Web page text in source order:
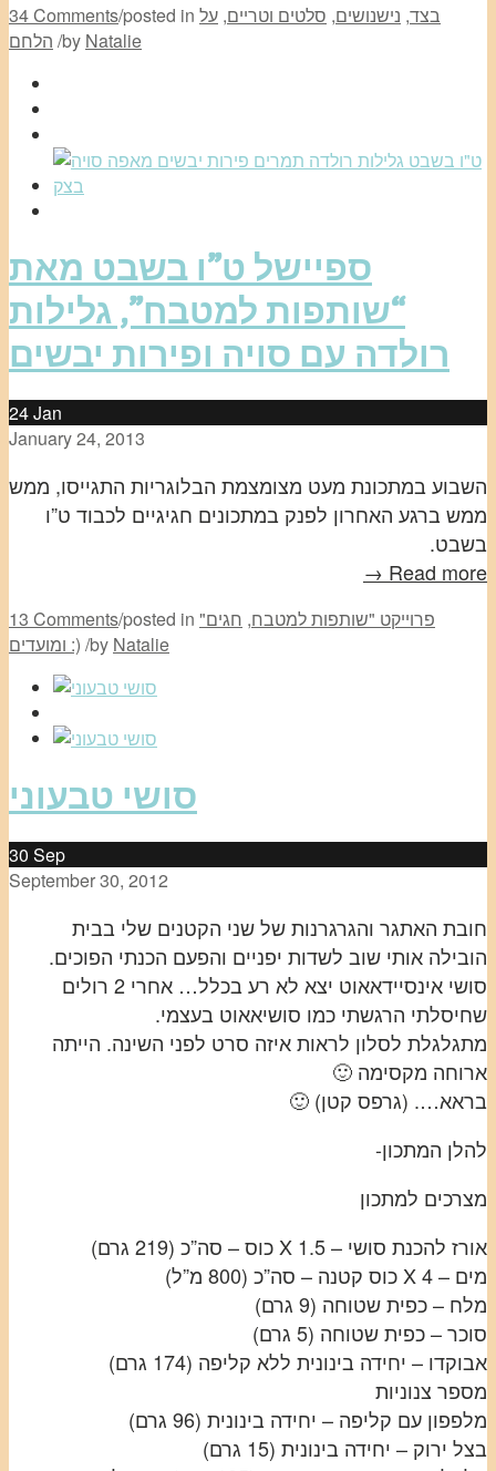
34 Comments/posted in בצד, נישנושים, סלטים וטריים, על
הלחם /by Natalie
ספיישל ט”ו בשבט מאת
“שותפות למטבח”, גלילות
רולדה עם סויה ופירות יבשים
24Jan
January 24, 2013
השבוע במתכונת מעט מצומצמת הבלוגריות התגייסו, ממש
ממש ברגע האחרון לפנק במתכונים חגיגיים לכבוד ט”ו
בשבט.
Read more →
13 Comments/posted in "פרוייקט "שותפות למטבח, חגים
ומועדים :) /by Natalie
סושי טבעוני
30 Sep
September 30, 2012
חובת האתגר והגרגרנות של שני הקטנים שלי בבית
הובילה אותי שוב לשדות יפניים והפעם הכנתי הפוכים.
סושי אינסיידאאוט יצא לא רע בכלל… אחרי 2 רולים
שחיסלתי הרגשתי כמו סושיאאוט בעצמי.
מתגלגלת לסלון לראות איזה סרט לפני השינה. הייתה
ארוחה מקסימה 🙂
בראא…. (גרפס קטן) 🙂
להלן המתכון-
מצרכים למתכון
אורז להכנת סושי – 1.5 X כוס – סה”כ (219 גרם)
מים – 4 X כוס קטנה – סה”כ (800 מ”ל)
מלח – כפית שטוחה (9 גרם)
סוכר – כפית שטוחה (5 גרם)
אבוקדו – יחידה בינונית ללא קליפה (174 גרם)
מספר צנוניות
מלפפון עם קליפה – יחידה בינונית (96 גרם)
בצל ירוק – יחידה בינונית (15 גרם)